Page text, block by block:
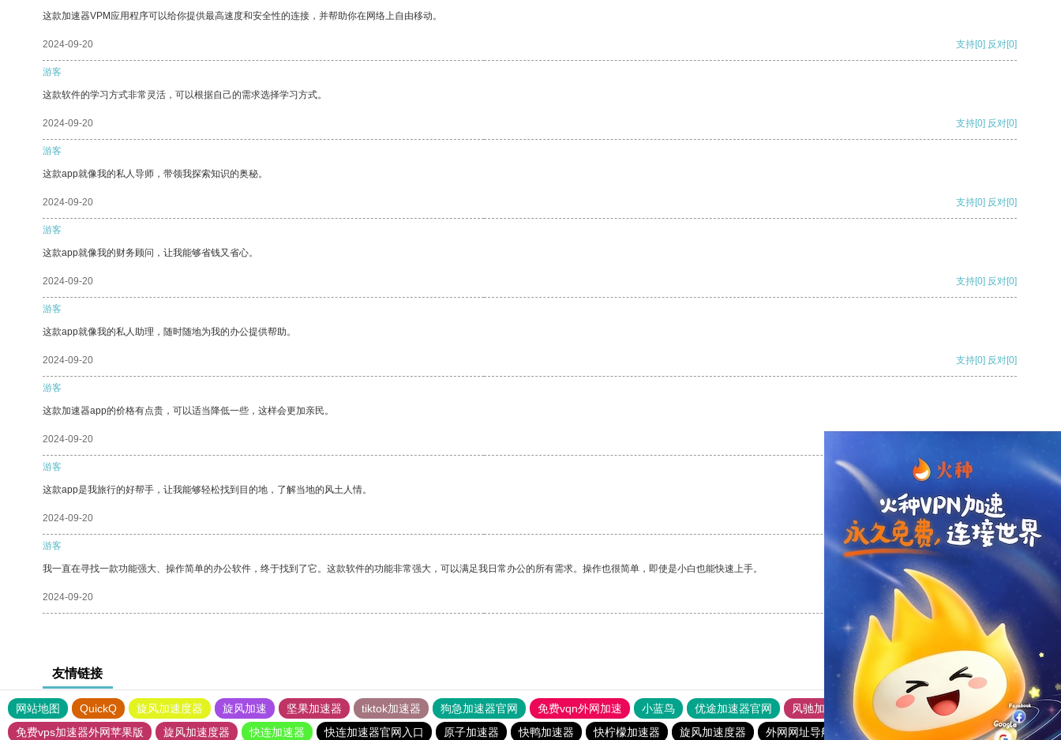
这款加速器VPM应用程序可以给你提供最高速度和安全性的连接，并帮助你在网络上自由移动。
2024-09-20 支持[0] 反对[0]
游客
这款软件的学习方式非常灵活，可以根据自己的需求选择学习方式。
2024-09-20 支持[0] 反对[0]
游客
这款app就像我的私人导师，带领我探索知识的奥秘。
2024-09-20 支持[0] 反对[0]
游客
这款app就像我的财务顾问，让我能够省钱又省心。
2024-09-20 支持[0] 反对[0]
游客
这款app就像我的私人助理，随时随地为我的办公提供帮助。
2024-09-20 支持[0] 反对[0]
游客
这款加速器app的价格有点贵，可以适当降低一些，这样会更加亲民。
2024-09-20
游客
这款app是我旅行的好帮手，让我能够轻松找到目的地，了解当地的风土人情。
2024-09-20 支持 [0] 反对 [0]
游客
我一直在寻找一款功能强大、操作简单的办公软件，终于找到了它。这款软件的功能非常强大，可以满足我日常办公的所有需求。操作也很简单，即使是小白也能快速上手。
2024-09-20 支持
友情链接
网站地图 QuickQ 旋风加速度器 旋风加速 坚果加速器 tiktok加速器 狗急加速器官网 免费vqn外网加速 小蓝鸟 优途加速器官网 风驰加速器
旋风加速器
免费vps加速器外网苹果版
旋风加速度器 快连加速器 快连加速器官网入口 原子加速器 快鸭加速器 快柠檬加速器 旋风加速度器 外网网址导航 软件中心 雷霆加速 狂飙加速器